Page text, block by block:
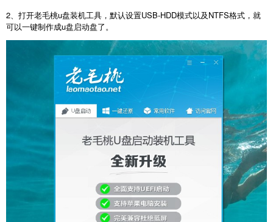
2、打开老毛桃u盘装机工具，默认设置USB-HDD模式以及NTFS格式，就
可以一键制作成u盘启动盘了。